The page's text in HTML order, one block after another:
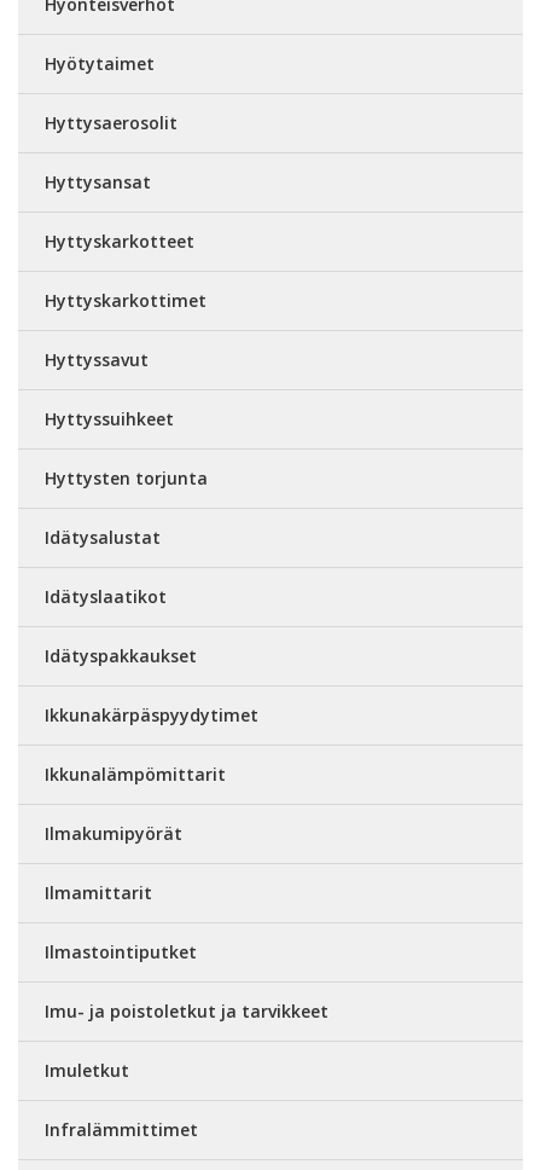
Hyötytaimet
Hyttysaerosolit
Hyttysansat
Hyttyskarkotteet
Hyttyskarkottimet
Hyttyssavut
Hyttyssuihkeet
Hyttysten torjunta
Idätysalustat
Idätyslaatikot
Idätyspakkaukset
Ikkunakärpäspyydytimet
Ikkunalämpömittarit
Ilmakumipyörät
Ilmamittarit
Ilmastointiputket
Imu- ja poistoletkut ja tarvikkeet
Imuletkut
Infralämmittimet